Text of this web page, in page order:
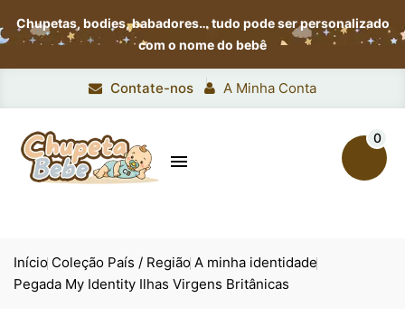
Chupetas, bodies, babadores…tudo pode ser personalizado
com o nome do bebê
Contate-nos A Minha Conta

0
Início Coleção País / Região A minha identidade
Pegada My Identity Ilhas Virgens Britânicas